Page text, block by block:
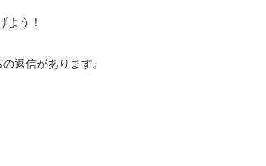
よう！
返信があります。